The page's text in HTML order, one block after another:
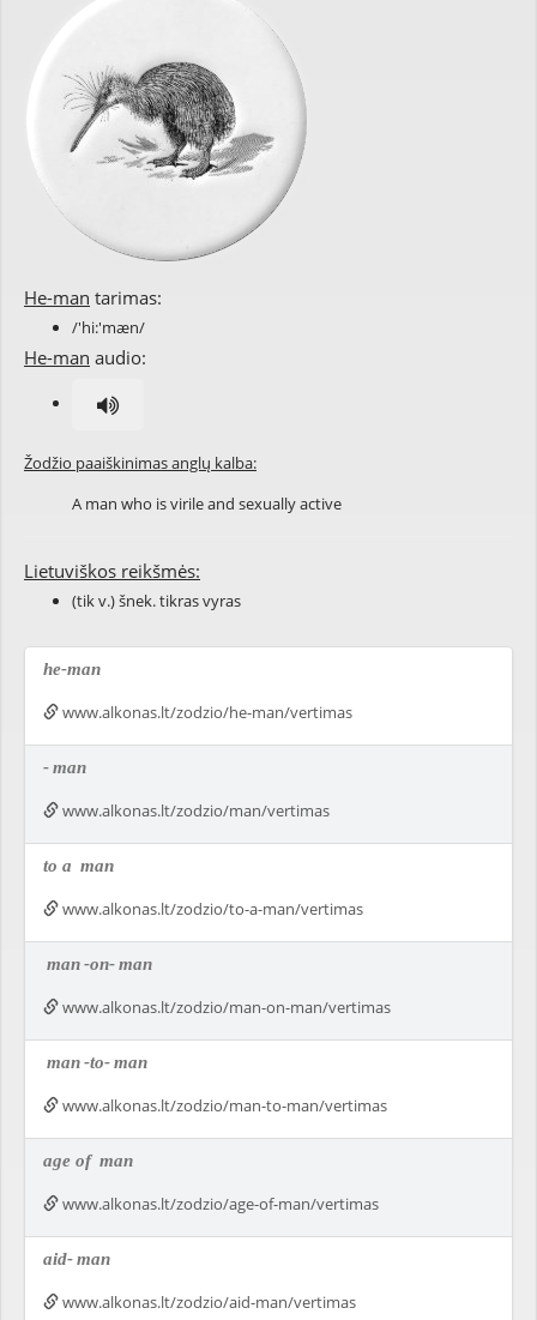
He-man tarimas:
/'hi:'mæn/
He-man audio:
Žodžio paaiškinimas anglų kalba:
A man who is virile and sexually active
Lietuviškos reikšmės:
(tik v.) šnek. tikras vyras
he-man
www.alkonas.lt/zodzio/he-man/vertimas
-man
www.alkonas.lt/zodzio/man/vertimas
to a man
www.alkonas.lt/zodzio/to-a-man/vertimas
man-on-man
www.alkonas.lt/zodzio/man-on-man/vertimas
man-to-man
www.alkonas.lt/zodzio/man-to-man/vertimas
age of man
www.alkonas.lt/zodzio/age-of-man/vertimas
aid-man
www.alkonas.lt/zodzio/aid-man/vertimas